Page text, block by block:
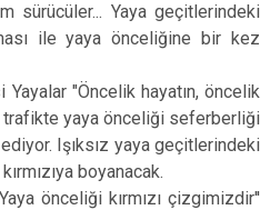
sürücüler... Yaya geçitlerindeki
ile yaya önceliğine bir kez
"Öncelik hayatın, öncelik
trafikte yaya önceliği seferberliği
Işıksız yaya geçitlerindeki
boyanacak.
önceliği kırmızı çizgimizdir''